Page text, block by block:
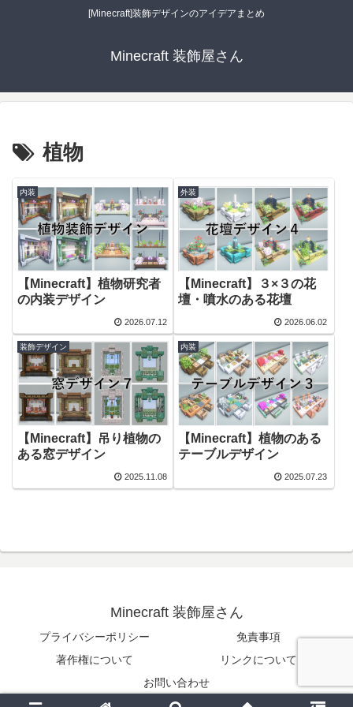
[Minecraft]装飾デザインのアイデアまとめ
Minecraft 装飾屋さん
植物
内装
【Minecraft】植物研究者
の内装デザイン
2026.07.12
外装
【Minecraft】３×３の花
壇・噴水のある花壇
2026.06.02
装飾デザイン
【Minecraft】吊り植物の
ある窓デザイン
2025.11.08
内装
【Minecraft】植物のある
テーブルデザイン
2025.07.23
Minecraft 装飾屋さん
プライバシーポリシー
免責事項
著作権について
リンクについて
お問い合わせ